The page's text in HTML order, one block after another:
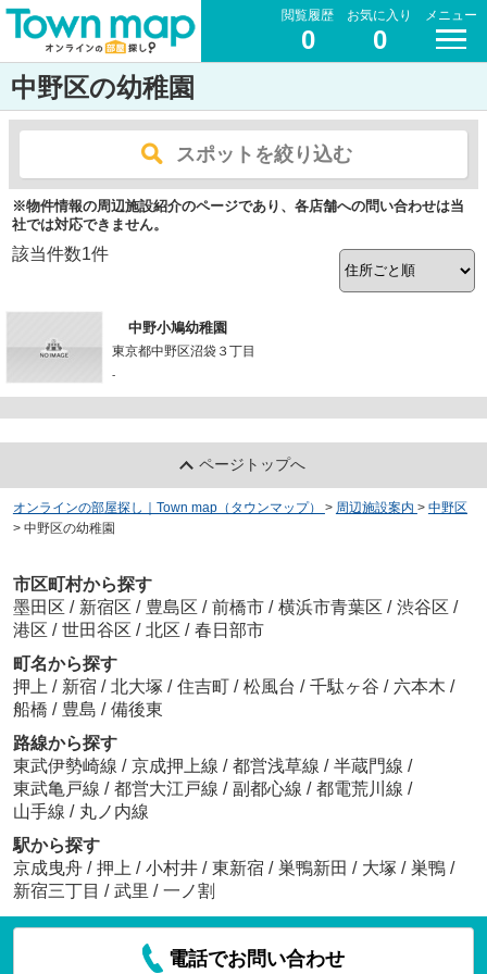
閲覧履歴
0
お気に入り
0
メニュー
中野区の幼稚園
スポットを絞り込む
※物件情報の周辺施設紹介のページであり、各店舗への問い合わせは当
社では対応できません。
該当件数1件
中野小鳩幼稚園
東京都中野区沼袋３丁目
-
ページトップへ
オンラインの部屋探し｜Town map（タウンマップ） > 周辺施設案内 > 中野区
> 中野区の幼稚園
市区町村から探す
墨田区 / 新宿区 / 豊島区 / 前橋市 / 横浜市青葉区 / 渋谷区 /
港区 / 世田谷区 / 北区 / 春日部市
町名から探す
押上 / 新宿 / 北大塚 / 住吉町 / 松風台 / 千駄ヶ谷 / 六本木 /
船橋 / 豊島 / 備後東
路線から探す
東武伊勢崎線 / 京成押上線 / 都営浅草線 / 半蔵門線 /
東武亀戸線 / 都営大江戸線 / 副都心線 / 都電荒川線 /
山手線 / 丸ノ内線
駅から探す
京成曳舟 / 押上 / 小村井 / 東新宿 / 巣鴨新田 / 大塚 / 巣鴨 /
新宿三丁目 / 武里 / 一ノ割
電話でお問い合わせ